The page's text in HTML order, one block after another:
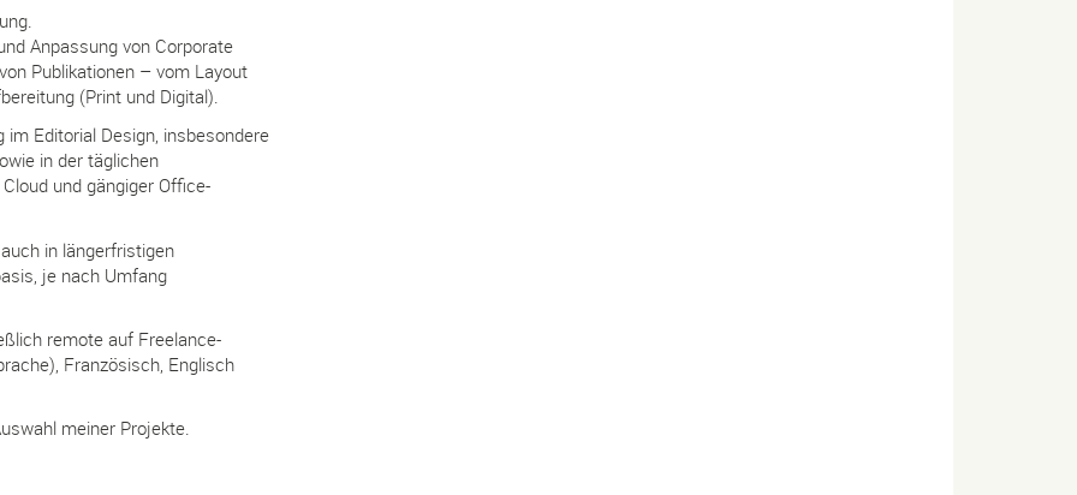
Anpassung von Corporate
Publikationen – vom Layout
(Print und Digital).
Editorial Design, insbesondere
in der täglichen
und gängiger Office-
in längerfristigen
je nach Umfang
remote auf Freelance-
Französisch, Englisch
meiner Projekte.